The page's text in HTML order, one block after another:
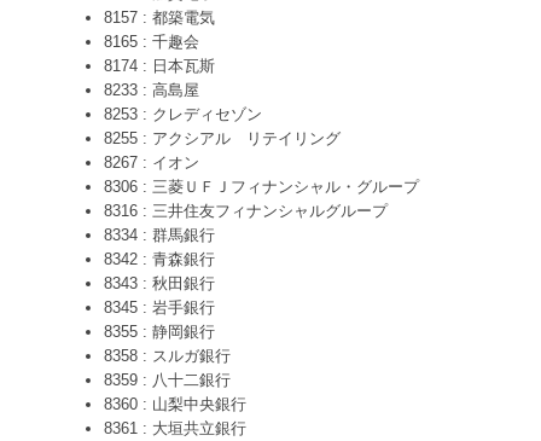
8157 : 都築電気
8165 : 千趣会
8174 : 日本瓦斯
8233 : 高島屋
8253 : クレディセゾン
8255 : アクシアル リテイリング
8267 : イオン
8306 : 三菱ＵＦＪフィナンシャル・グループ
8316 : 三井住友フィナンシャルグループ
8334 : 群馬銀行
8342 : 青森銀行
8343 : 秋田銀行
8345 : 岩手銀行
8355 : 静岡銀行
8358 : スルガ銀行
8359 : 八十二銀行
8360 : 山梨中央銀行
8361 : 大垣共立銀行